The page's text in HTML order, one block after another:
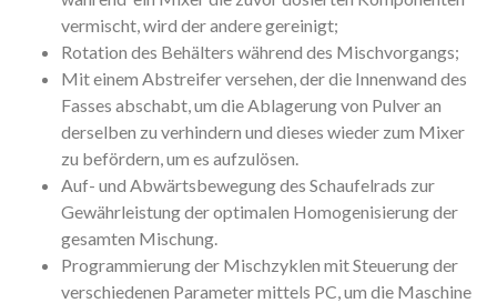
vermischt, wird der andere gereinigt;
Rotation des Behälters während des Mischvorgangs;
Mit einem Abstreifer versehen, der die Innenwand des
Fasses abschabt, um die Ablagerung von Pulver an
derselben zu verhindern und dieses wieder zum Mixer
zu befördern, um es aufzulösen.
Auf- und Abwärtsbewegung des Schaufelrads zur
Gewährleistung der optimalen Homogenisierung der
gesamten Mischung.
Programmierung der Mischzyklen mit Steuerung der
verschiedenen Parameter mittels PC, um die Maschine